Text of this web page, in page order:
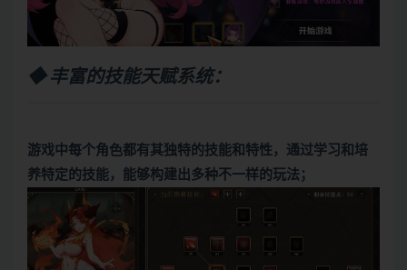
◆ 丰富的技能天赋系统：
游戏中每个角色都有其独特的技能和特性，通过学习和培
养特定的技能，能够构建出多种不一样的玩法；